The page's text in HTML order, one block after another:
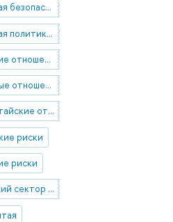
энергетическая безопасность КНР
энергетическая политика ЕС
энергетические отношения России и ЕС
международные отношения и безопасность в Центральной Азии
российско-китайские отношения в сфере энергетики
риски
риски
Энергетический сектор России